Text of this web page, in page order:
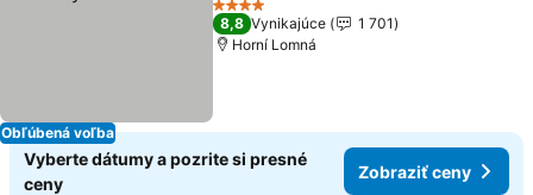
Obľúbená voľba
4 Počet hviezdičiek
8,8 Vynikajúce
1 701
Horní Lomná
Vyberte dátumy a pozrite si presné
ceny
Zobraziť ceny